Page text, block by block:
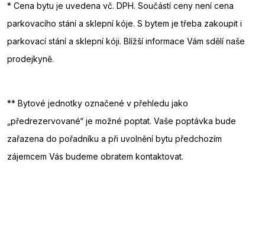
* Cena bytu je uvedena vč. DPH. Součástí ceny není cena
parkovacího stání a sklepní kóje. S bytem je třeba zakoupit i
parkovací stání a sklepní kóji. Blížší informace Vám sdělí naše
prodejkyně.
** Bytové jednotky označené v přehledu jako
„předrezervované“ je možné poptat. Vaše poptávka bude
zařazena do pořadníku a při uvolnění bytu předchozím
zájemcem Vás budeme obratem kontaktovat.